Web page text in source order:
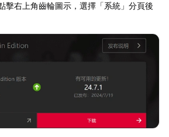
擊右上角齒輪圖示，選擇「系統」分頁後